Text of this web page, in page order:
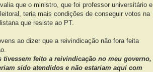
que o ministro, que foi professor universitário e
teria mais condições de conseguir votos na
que resiste ao PT.
ao dizer que a reivindicação não fora feita
tivessem feito a reivindicação no meu governo,
sido atendidos e não estariam aqui com